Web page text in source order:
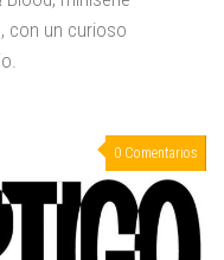
con un curioso
0 Comentarios